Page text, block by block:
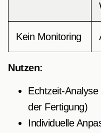
Kein Monitoring
Nutzen:
Echtzeit-
der Fertigung)
Individuelle